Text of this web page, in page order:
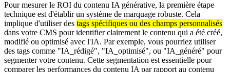
Pour mesurer le ROI du contenu IA générative, la première étape
technique est d'établir un système de marquage robuste. Cela
implique d'utiliser des tags spécifiques ou des champs personnalisés
dans votre CMS pour identifier clairement le contenu qui a été créé,
modifié ou optimisé avec l'IA. Par exemple, vous pourriez utiliser
des tags comme "IA_rédigé", "IA_optimisé", ou "IA_généré" pour
segmenter votre contenu. Cette segmentation est essentielle pour
comparer les performances du contenu IA par rapport au contenu